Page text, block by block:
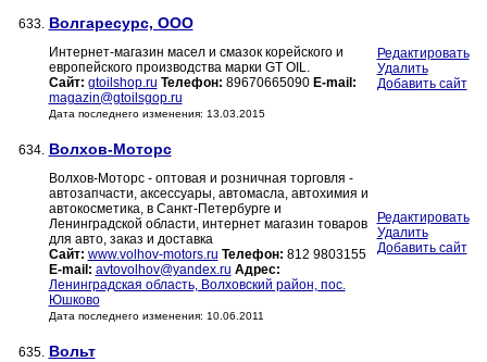
633. Волгаресурс, ООО
Интернет-магазин масел и смазок корейского и
европейского производства марки GT OIL.
Сайт: gtoilshop.ru Телефон: 89670665090 E-mail:
magazin@gtoilsgop.ru
Дата последнего изменения: 13.03.2015
Редактировать
Удалить
Добавить сайт
634. Волхов-Моторс
Волхов-Моторс - оптовая и розничная торговля -
автозапчасти, аксессуары, автомасла, автохимия и
автокосметика, в Санкт-Петербурге и
Ленинградской области, интернет магазин товаров
для авто, заказ и доставка
Сайт: www.volhov-motors.ru Телефон: 812 9803155
E-mail: avtovolhov@yandex.ru Адрес:
Ленинградская область, Волховский район, пос.
Юшково
Дата последнего изменения: 10.06.2011
Редактировать
Удалить
Добавить сайт
635. Вольт